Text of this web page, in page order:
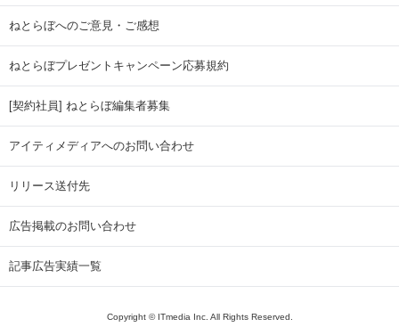
ねとらぼへのご意見・ご感想
ねとらぼプレゼントキャンペーン応募規約
[契約社員] ねとらぼ編集者募集
アイティメディアへのお問い合わせ
リリース送付先
広告掲載のお問い合わせ
記事広告実績一覧
Copyright © ITmedia Inc. All Rights Reserved.